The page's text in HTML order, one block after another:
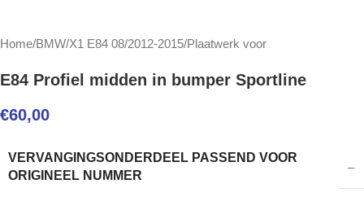
Home/BMW/X1 E84 08/2012-2015/Plaatwerk voor
E84 Profiel midden in bumper Sportline
€60,00
VERVANGINGSONDERDEEL PASSEND VOOR
ORIGINEEL NUMMER
–